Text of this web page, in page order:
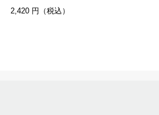
2,420 円（税込）